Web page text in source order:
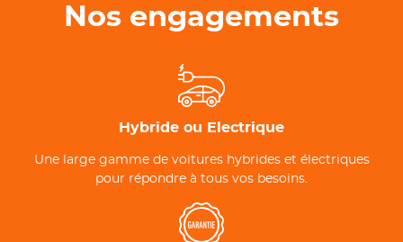
Nos engagements
Hybride ou Electrique
Une large gamme de voitures hybrides et électriques
pour répondre à tous vos besoins.